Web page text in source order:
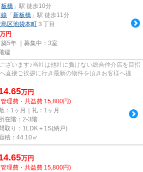
板橋 」駅 徒歩10分
「 新板橋 」駅 徒歩11分
島区池袋本町 ３丁目
万円
5年 ｜募集中： 3室
建
ざいます♪当社は他社に負けない総合仲介店を目指
直接ご挨拶に行き最新の物件を頂きお客様へ提供
万円
理費・共益費 15,800円)
：1ヶ月｜礼：1ヶ月
在階：2-3階
取り：1LDK＋1S(納戸)
積：44.10㎡
万円
理費・共益費 15,800円)